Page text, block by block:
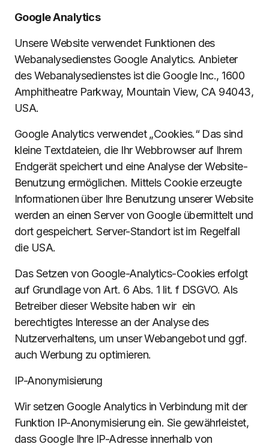
Google Analytics
Unsere Website verwendet Funktionen des
Webanalysedienstes Google Analytics. Anbieter
des Webanalysedienstes ist die Google Inc., 1600
Amphitheatre Parkway, Mountain View, CA 94043,
USA.
Google Analytics verwendet „Cookies.“ Das sind
kleine Textdateien, die Ihr Webbrowser auf Ihrem
Endgerät speichert und eine Analyse der Website-
Benutzung ermöglichen. Mittels Cookie erzeugte
Informationen über Ihre Benutzung unserer Website
werden an einen Server von Google übermittelt und
dort gespeichert. Server-Standort ist im Regelfall
die USA.
Das Setzen von Google-Analytics-Cookies erfolgt
auf Grundlage von Art. 6 Abs. 1 lit. f DSGVO. Als
Betreiber dieser Website haben wir ein
berechtigtes Interesse an der Analyse des
Nutzerverhaltens, um unser Webangebot und ggf.
auch Werbung zu optimieren.
IP-Anonymisierung
Wir setzen Google Analytics in Verbindung mit der
Funktion IP-Anonymisierung ein. Sie gewährleistet,
dass Google Ihre IP-Adresse innerhalb von